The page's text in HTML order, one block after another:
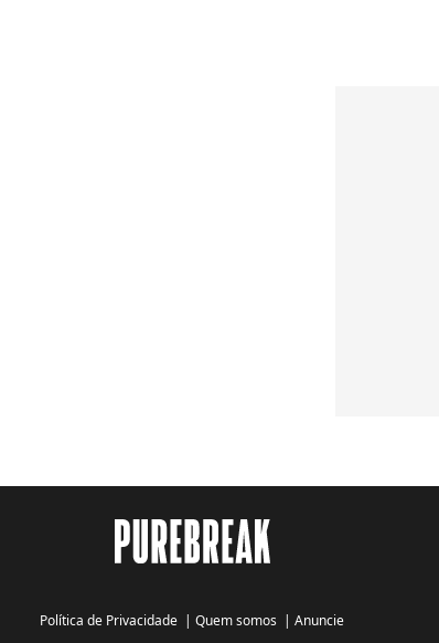
Política de Privacidade | Quem somos | Anuncie